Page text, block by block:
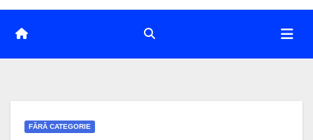
FĂRĂ CATEGORIE